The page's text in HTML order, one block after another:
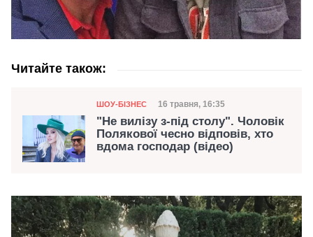
Читайте також:
Категорія
ШОУ-БІЗНЕС Дата публікації
16 травня, 16:35
"Не вилізу з-під столу". Чоловік
Полякової чесно відповів, хто
вдома господар (відео)